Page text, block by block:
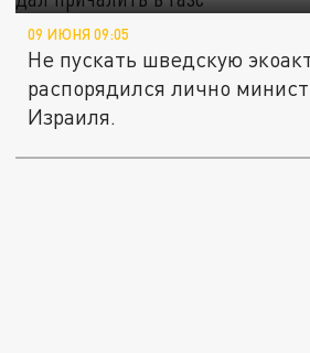
09 ИЮНЯ 09:05
Не пускать шведскую
распорядился лично
Израиля.